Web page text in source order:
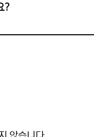
?